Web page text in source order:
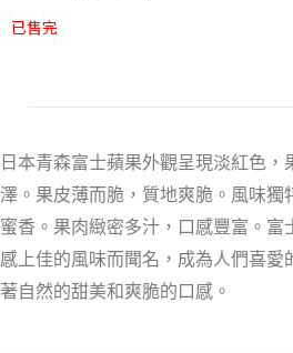
已售完
日本青森富士蘋果外觀呈現淡紅色
澤。果皮薄而脆，質地爽脆。風味獨
蜜香。果肉緻密多汁，口感豐富。富
感上佳的風味而聞名，成為人們喜
著自然的甜美和爽脆的口感。